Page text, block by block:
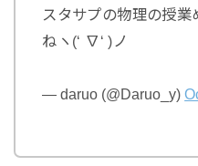
スタサプの物理の授
ねヽ(‘ ∇‘ )ノ
— daruo (@Daruo_y)